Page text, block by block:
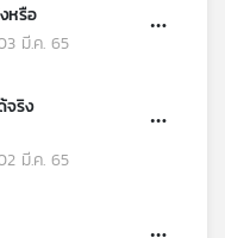
หรือ
มี.ค. 65
ริง
มี.ค. 65